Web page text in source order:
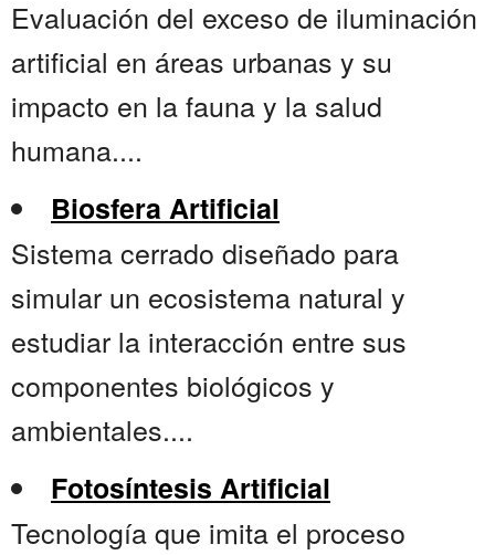
Evaluación del exceso de iluminación
artificial en áreas urbanas y su
impacto en la fauna y la salud
humana....
Biosfera Artificial
Sistema cerrado diseñado para
simular un ecosistema natural y
estudiar la interacción entre sus
componentes biológicos y
ambientales....
Fotosíntesis Artificial
Tecnología que imita el proceso